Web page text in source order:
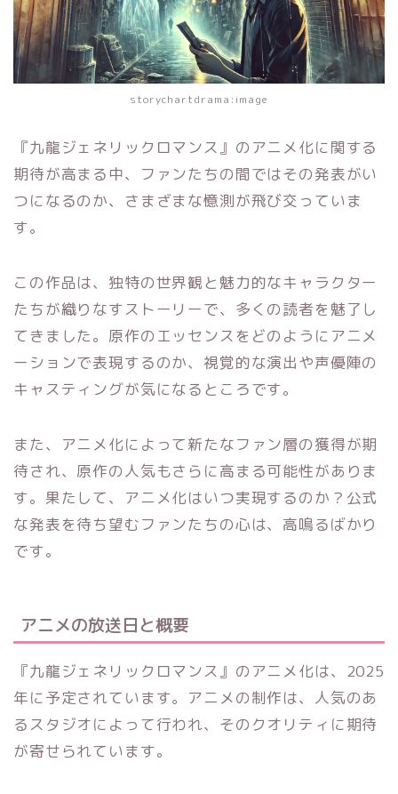
storychartdrama:image
『九龍ジェネリックロマンス』のアニメ化に関する
期待が高まる中、ファンたちの間ではその発表がい
つになるのか、さまざまな憶測が飛び交っていま
す。
この作品は、独特の世界観と魅力的なキャラクター
たちが織りなすストーリーで、多くの読者を魅了し
てきました。原作のエッセンスをどのようにアニメ
ーションで表現するのか、視覚的な演出や声優陣の
キャスティングが気になるところです。
また、アニメ化によって新たなファン層の獲得が期
待され、原作の人気もさらに高まる可能性がありま
す。果たして、アニメ化はいつ実現するのか？公式
な発表を待ち望むファンたちの心は、高鳴るばかり
です。
アニメの放送日と概要
『九龍ジェネリックロマンス』のアニメ化は、2025
年に予定されています。アニメの制作は、人気のあ
るスタジオによって行われ、そのクオリティに期待
が寄せられています。